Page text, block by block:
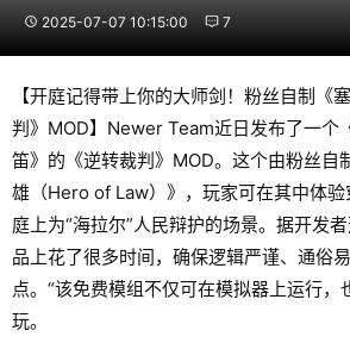
2025-07-07 10:15:00 7
【开庭记得带上你的大师剑！粉丝自制《
判》MOD】Newer Team近日发布了一个
笛》的《逆转裁判》MOD。这个由粉丝自
雄（Hero of Law）》，玩家可在其中体
庭上为“海拉尔”人民辩护的场景。据开发
品上花了很多时间，确保逻辑严谨、通俗
点。“该免费模组不仅可在模拟器上运行
玩。